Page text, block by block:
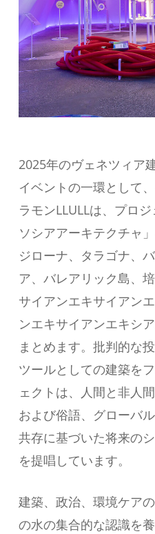
2025年のヴェネツィア
イベントの一環として
ラモンLLULLは、プロ
ソシアアーキテクチャ
ジローナ、タラゴナ、
ア、バレアリック島、
サイアンエキサイアン
ンエキサイアンエキシ
まとめます。批判的な
ツールとしての建築を
ェクトは、人間と非人
および俗語、グローバ
共存に基づいた将来の
を提唱しています。
建築、政治、環境ケア
の水の集合的な認識を